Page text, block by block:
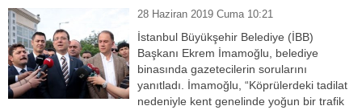
28 Haziran 2019 Cuma 10:21
İstanbul Büyükşehir Belediye (İBB)
Başkanı Ekrem İmamoğlu, belediye
binasında gazetecilerin sorularını
yanıtladı. İmamoğlu, “Köprülerdeki tadilat
nedeniyle kent genelinde yoğun bir trafik